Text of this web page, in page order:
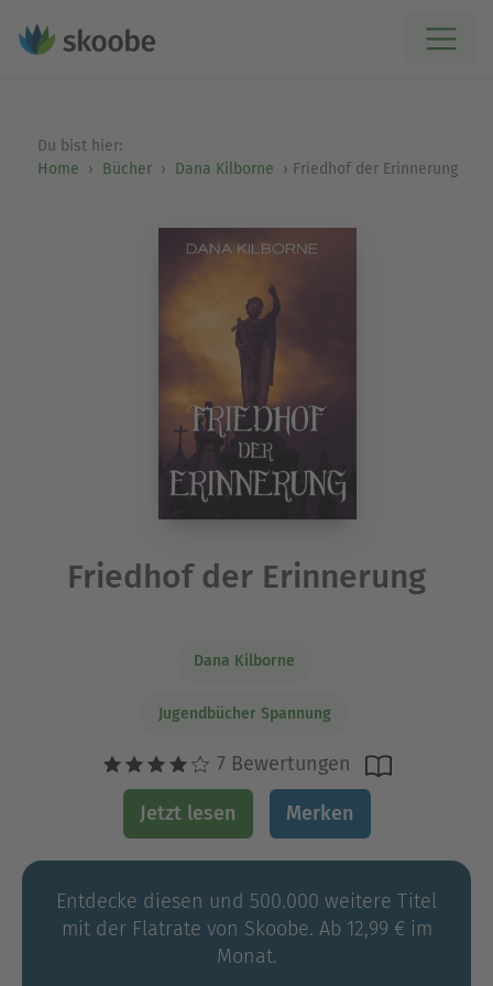
Du bist hier:
Home
Bücher Dana Kilborne Friedhof der Erinnerung
Friedhof der Erinnerung
Dana Kilborne
Jugendbücher Spannung
7 Bewertungen
Jetzt lesen Merken
Entdecke diesen und 500.000 weitere Titel
mit der Flatrate von Skoobe. Ab 12,99 € im
Monat.